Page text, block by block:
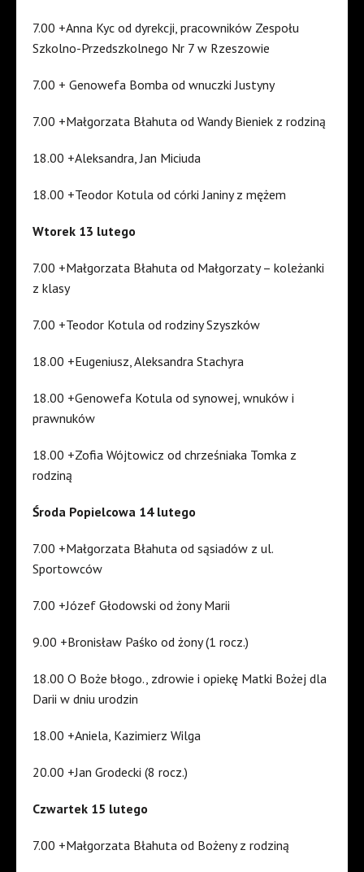
7.00 +Anna Kyc od dyrekcji, pracowników Zespołu
Szkolno-Przedszkolnego Nr 7 w Rzeszowie
7.00 + Genowefa Bomba od wnuczki Justyny
7.00 +Małgorzata Błahuta od Wandy Bieniek z rodziną
18.00 +Aleksandra, Jan Miciuda
18.00 +Teodor Kotula od córki Janiny z mężem
Wtorek 13 lutego
7.00 +Małgorzata Błahuta od Małgorzaty – koleżanki
z klasy
7.00 +Teodor Kotula od rodziny Szyszków
18.00 +Eugeniusz, Aleksandra Stachyra
18.00 +Genowefa Kotula od synowej, wnuków i
prawnuków
18.00 +Zofia Wójtowicz od chrześniaka Tomka z
rodziną
Środa Popielcowa 14 lutego
7.00 +Małgorzata Błahuta od sąsiadów z ul.
Sportowców
7.00 +Józef Głodowski od żony Marii
9.00 +Bronisław Paśko od żony (1 rocz.)
18.00 O Boże błogo., zdrowie i opiekę Matki Bożej dla
Darii w dniu urodzin
18.00 +Aniela, Kazimierz Wilga
20.00 +Jan Grodecki (8 rocz.)
Czwartek 15 lutego
7.00 +Małgorzata Błahuta od Bożeny z rodziną